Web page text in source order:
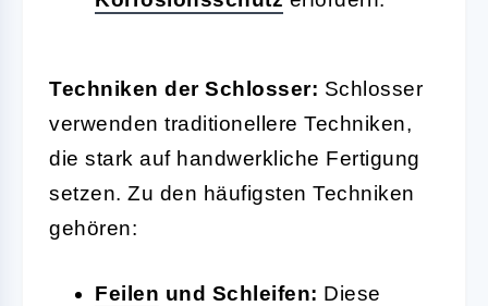
Techniken der Schlosser: Schlosser
verwenden traditionellere Techniken,
die stark auf handwerkliche Fertigung
setzen. Zu den häufigsten Techniken
gehören:
Feilen und Schleifen: Diese